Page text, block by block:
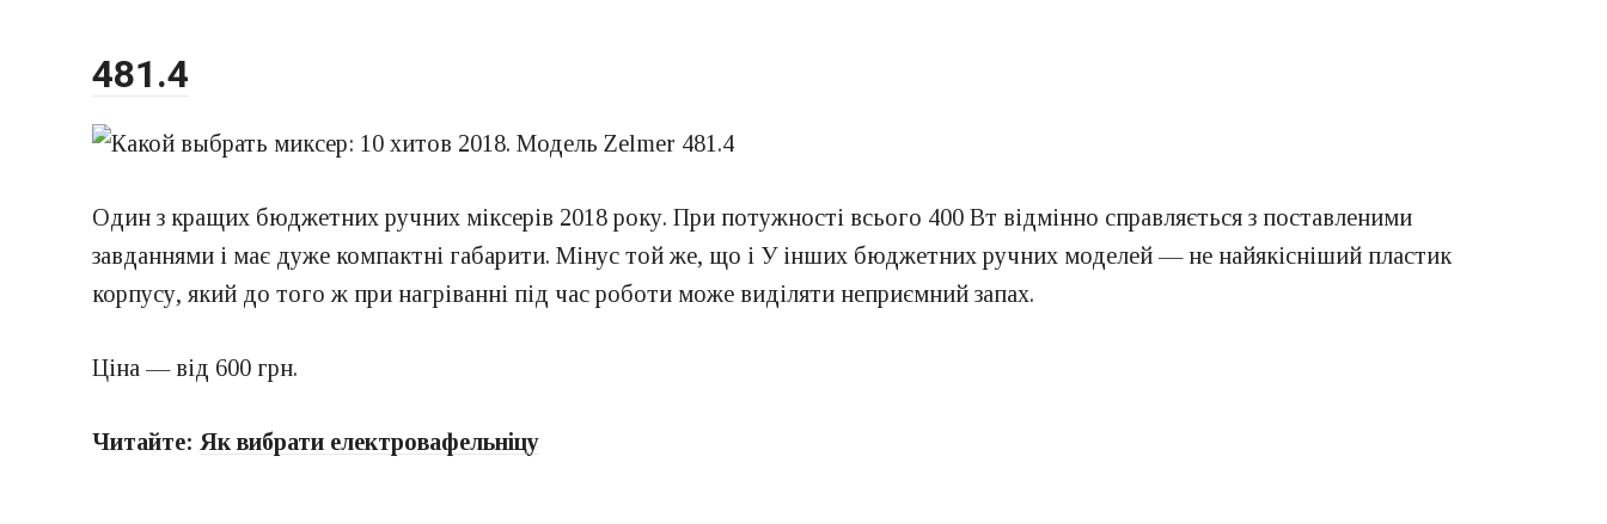
481.4
Один з кращих бюджетних ручних міксерів 2018 року. При потужності всього 400 Вт відмінно справляється з поставленими
завданнями і має дуже компактні габарити. Мінус той же, що і У інших бюджетних ручних моделей — не найякісніший пластик
корпусу, який до того ж при нагріванні під час роботи може виділяти неприємний запах.
Ціна — від 600 грн.
Читайте: Як вибрати електровафельніцу